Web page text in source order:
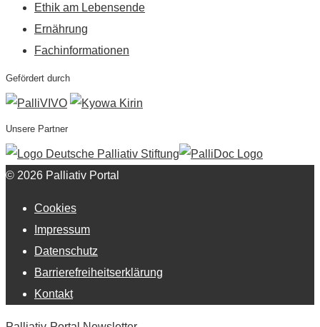
Ethik am Lebensende
Ernährung
Fachinformationen
Gefördert durch
Unsere Partner
© 2026 Palliativ Portal
Cookies
Impressum
Datenschutz
Barrierefreiheitserklärung
Kontakt